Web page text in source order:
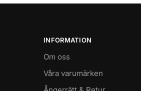
INFORMATION
Om oss
Våra varumärken